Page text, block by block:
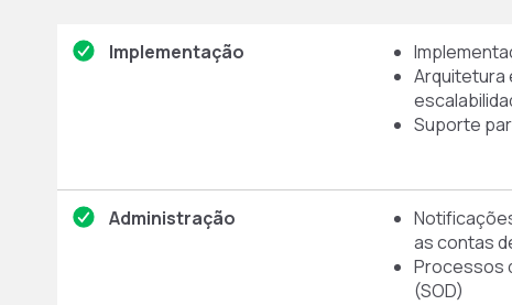
Implementação
Arquitetura
Suporte
Administração
as contas
Processos
(SOD)